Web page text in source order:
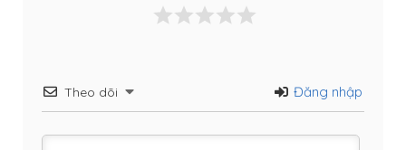
Theo dõi Đăng nhập